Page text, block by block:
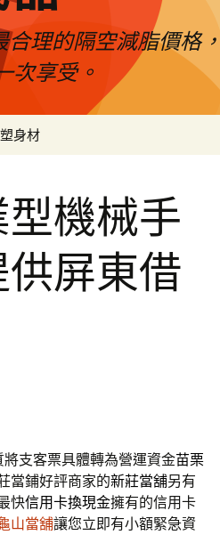
理的隔空減脂價格
次享受。
身材
機械手
屏東借
將支客票具體轉為營運資金苗栗
當鋪好評商家的新莊當舖另有
快信用卡換現金擁有的信用卡
山當舖讓您立即有小額緊急資